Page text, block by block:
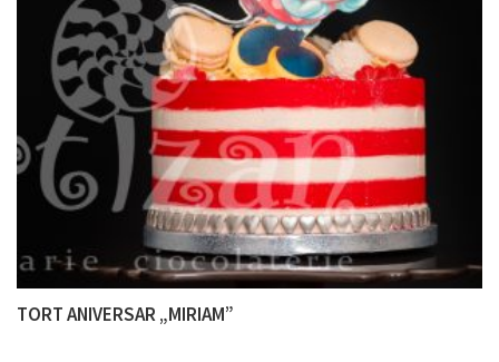
TORT ANIVERSAR „MIRIAM”